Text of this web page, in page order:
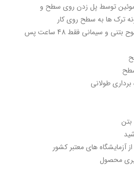
توسط پل زدن روی سطح و
ترک ها به سطح روی کار
قابل اجرا روی کلیه سطوح بتنی و سیمانی فقط 48 ساعت پس
برداری طولانی
آزمایشگاه های معتبر کشور
محصول